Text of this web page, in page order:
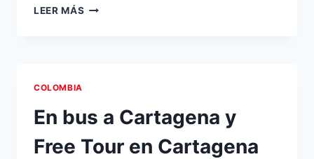
LEER MÁS TOUR
COLOMBIA
En bus a Cartagena y
Free Tour en Cartagena